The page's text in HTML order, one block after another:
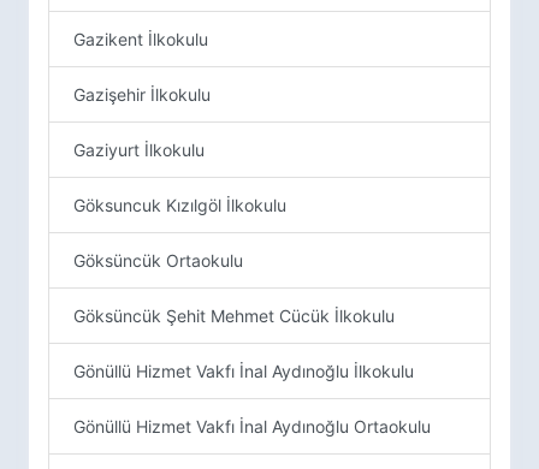
Gazikent İlkokulu
Gazişehir İlkokulu
Gaziyurt İlkokulu
Göksuncuk Kızılgöl İlkokulu
Göksüncük Ortaokulu
Göksüncük Şehit Mehmet Cücük İlkokulu
Gönüllü Hizmet Vakfı İnal Aydınoğlu İlkokulu
Gönüllü Hizmet Vakfı İnal Aydınoğlu Ortaokulu